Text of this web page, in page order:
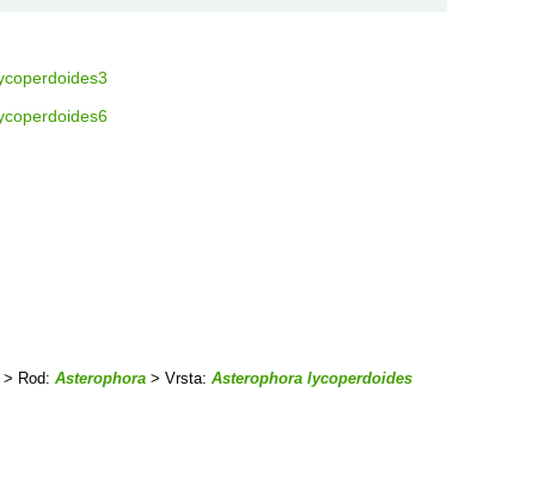
> Rod: Asterophora > Vrsta: Asterophora lycoperdoides